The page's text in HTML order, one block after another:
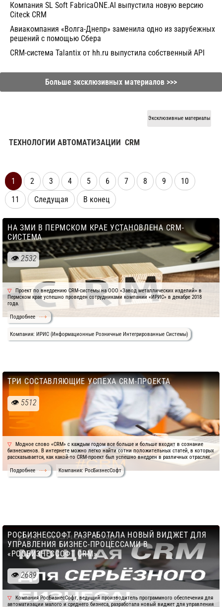
Компания SL Soft FabricaONE.AI выпустила новую версию
Citeck CRM
Авиакомпания «Волга-Днепр» заменила одно из зарубежных
решений с помощью Сбера
CRM-система Talantix от hh.ru выпустила собственный API
Больше эксклюзивных материалов >>>
Эксклюзивные материалы
ТЕХНОЛОГИИ АВТОМАТИЗАЦИИ CRM
1 2 3 4 5 6 7 8 9
10
11
Следущая В конец
НА ЗМИ В ПЕРМСКОМ КРАЕ УСТАНОВЛЕНА CRM-
СИСТЕМА
2532
Проект по внедрению CRM-системы на ООО «Завод металлических изделий» в
Пермском крае успешно проведен сотрудниками компании «ИРИС» в декабре 2018
года.
Подробнее
Компания: ИРИС (Информационные Розничные Интегрированные Системы)
ТРИ СОСТАВЛЯЮЩИЕ УСПЕХА CRM-ПРОЕКТА
5512
Модное слово «CRM» с каждым годом все больше и больше входит в сознание
бизнесменов. В интернете можно легко найти сотни положительных статей, в которых
рассказывается, как какой-то CRM-проект был успешно внедрен в различных отраслях.
Подробнее Компания: РосБизнесСофт
РОСБИЗНЕССОФТ РАЗРАБОТАЛА НОВЫЙ ВИДЖЕТ ДЛЯ
УПРАВЛЕНИЯ БИЗНЕС-ПРОЦЕССАМИ В
«РОСБИЗНЕССОФТ CRM»
2689
Компания РосБизнесСофт, ведущий производитель программного обеспечения для
автоматизации малого и среднего бизнеса, разработала новый виджет для управления